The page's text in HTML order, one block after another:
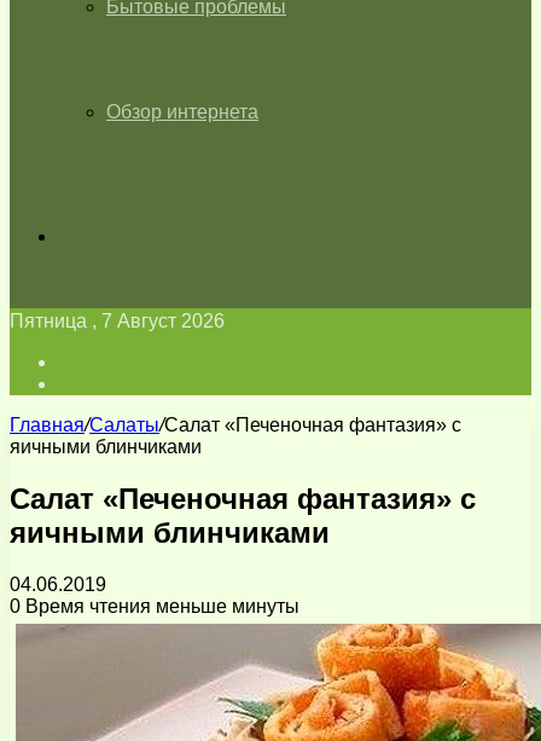
Бытовые проблемы
Обзор интернета
Пятница , 7 Август 2026
Главная/Салаты/Салат «Печеночная фантазия» с
яичными блинчиками
Салат «Печеночная фантазия» с
яичными блинчиками
04.06.2019
0 Время чтения меньше минуты